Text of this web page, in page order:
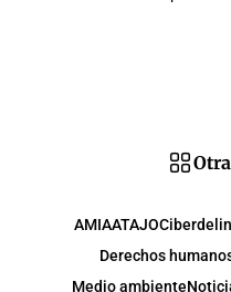
AMIAATAJO
Derechos
Medio ambiente